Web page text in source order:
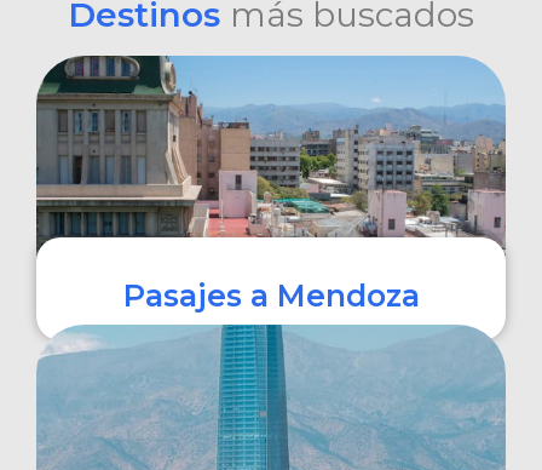
Destinos más buscados
Pasajes a Mendoza
COMPRAR